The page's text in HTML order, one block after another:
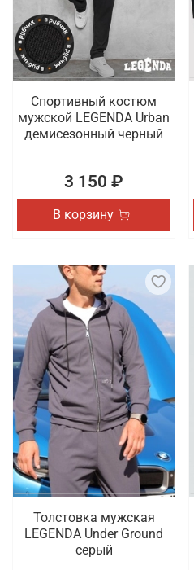
Спортивный костюм
мужской LEGENDA Urban
демисезонный черный
3 150 ₽
В корзину
Толстовка мужская
LEGENDA Under Ground
серый